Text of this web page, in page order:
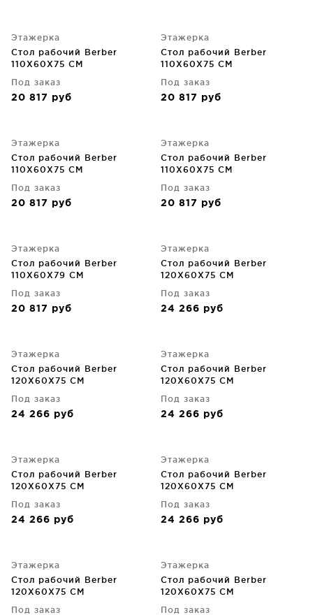
Этажерка
Стол рабочий Berber
110X60X75 CM
Под заказ
20 817 руб
Этажерка
Стол рабочий Berber
110X60X75 CM
Под заказ
20 817 руб
Этажерка
Стол рабочий Berber
110X60X75 CM
Под заказ
20 817 руб
Этажерка
Стол рабочий Berber
110X60X75 CM
Под заказ
20 817 руб
Этажерка
Стол рабочий Berber
110X60X79 CM
Под заказ
20 817 руб
Этажерка
Стол рабочий Berber
120X60X75 CM
Под заказ
24 266 руб
Этажерка
Стол рабочий Berber
120X60X75 CM
Под заказ
24 266 руб
Этажерка
Стол рабочий Berber
120X60X75 CM
Под заказ
24 266 руб
Этажерка
Стол рабочий Berber
120X60X75 CM
Под заказ
24 266 руб
Этажерка
Стол рабочий Berber
120X60X75 CM
Под заказ
24 266 руб
Этажерка
Стол рабочий Berber
120X60X75 CM
Под заказ
Этажерка
Стол рабочий Berber
120X60X75 CM
Под заказ